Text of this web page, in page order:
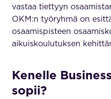
vastaa tiettyyn
OKM:n työryhmä on
osaamispisteen
aikuiskoulutuksen
Kenelle
sopii?